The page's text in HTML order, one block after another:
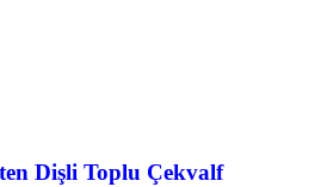
Dişli Toplu Çekvalf